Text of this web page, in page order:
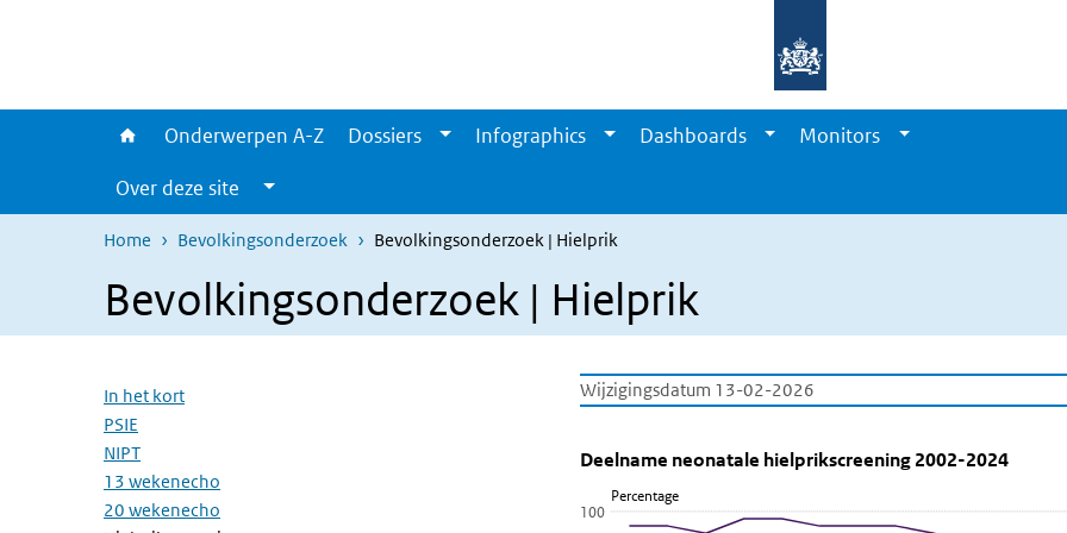
Onderwerpen A-Z Dossiers Infographics Dashboards
Monitors
Over deze site
Home Bevolkingsonderzoek Bevolkingsonderzoek | Hielprik
Bevolkingsonderzoek | Hielprik
Overslaan menu
In het kort
PSIE
NIPT
13 wekenecho
20 wekenecho
Wijzigingsdatum 13-02-2026
Deelname neonatale
Sla de grafiek 'Deelname neonatale hielprikscreening 2002-
Deelname neonatale
Lijn grafiek met 2 lijnen.
Percentage
Deelname neonatale hielprikscreening 2002-2024
100